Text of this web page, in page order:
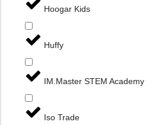
Hoogar Kids
Huffy
IM.Master STEM Academy
Iso Trade